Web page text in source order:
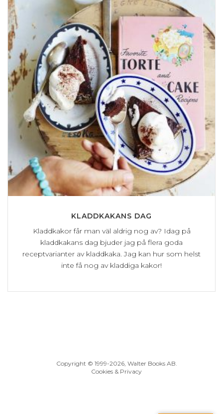
KLADDKAKANS DAG
Kladdkakor får man väl aldrig nog av? Idag på
kladdkakans dag bjuder jag på flera goda
receptvarianter av kladdkaka. Jag kan hur som helst
inte få nog av kladdiga kakor!
Copyright © 1999-2026, Walter Books AB.
Cookies & Privacy